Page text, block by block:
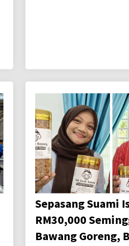
Sepasang Suami
RM30,000
Bawang Goreng,